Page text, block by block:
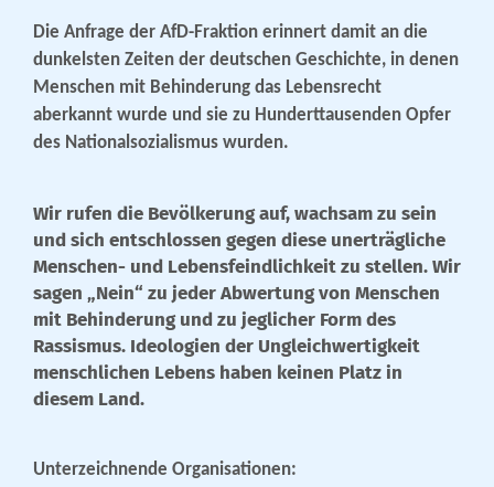
Die Anfrage der AfD-Fraktion erinnert damit an die
dunkelsten Zeiten der deutschen Geschichte, in denen
Menschen mit Behinderung das Lebensrecht
aberkannt wurde und sie zu Hunderttausenden Opfer
des Nationalsozialismus wurden.
Wir rufen die Bevölkerung auf, wachsam zu sein
und sich entschlossen gegen diese unerträgliche
Menschen- und Lebensfeindlichkeit zu stellen. Wir
sagen „Nein“ zu jeder Abwertung von Menschen
mit Behinderung und zu jeglicher Form des
Rassismus. Ideologien der Ungleichwertigkeit
menschlichen Lebens haben keinen Platz in
diesem Land.
Unterzeichnende Organisationen: